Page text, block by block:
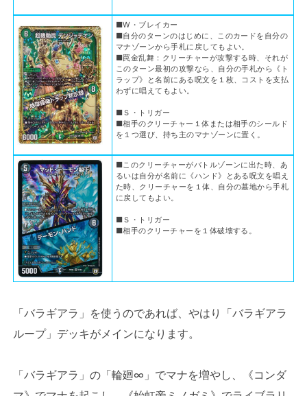
■W・ブレイカー
■自分のターンのはじめに、このカードを自分の
マナゾーンから手札に戻してもよい。
■罠金乱舞：クリーチャーが攻撃する時、それが
このターン最初の攻撃なら、自分の手札から《ト
ラップ》と名前にある呪文を１枚、コストを支払
わずに唱えてもよい。
■Ｓ・トリガー
■相手のクリーチャー１体または相手のシールド
を１つ選び、持ち主のマナゾーンに置く。
■このクリーチャーがバトルゾーンに出た時、あ
るいは自分が名前に《ハンド》とある呪文を唱え
た時、クリーチャーを１体、自分の墓地から手札
に戻してもよい。
■Ｓ・トリガー
■相手のクリーチャーを１体破壊する。
「バラギアラ」を使うのであれば、やはり「バラギアラ
ループ」デッキがメインになります。
「バラギアラ」の「輪廻∞」でマナを増やし、《コンダ